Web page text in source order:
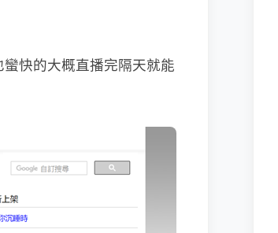
快的大概直播完隔天就能